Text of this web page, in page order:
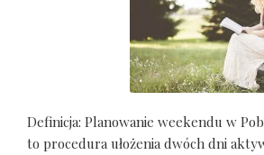
Definicja: Planowanie weekendu w
to procedura ułożenia dwóch dni